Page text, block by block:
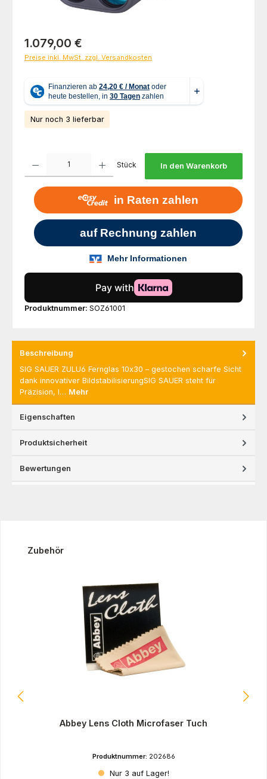
Regulärer Preis:
1.079,00 €
Preise inkl. MwSt. zzgl. Versandkosten
Nur noch 3 lieferbar
Stück In den Warenkorb
Produktnummer: SOZ61001
Beschreibung
SIG SAUER ZULU6 Fernglas 10x30 – gestochen scharfe Sicht
dank innovativer BildstabilisierungSIG SAUER steht für
Präzision, I… Mehr
Eigenschaften
Produktsicherheit
Bewertungen
Produktgalerie überspringen
Zubehör
Abbey Lens Cloth Microfaser Tuch
Produktnummer: 202686
Nur 3 auf Lager!